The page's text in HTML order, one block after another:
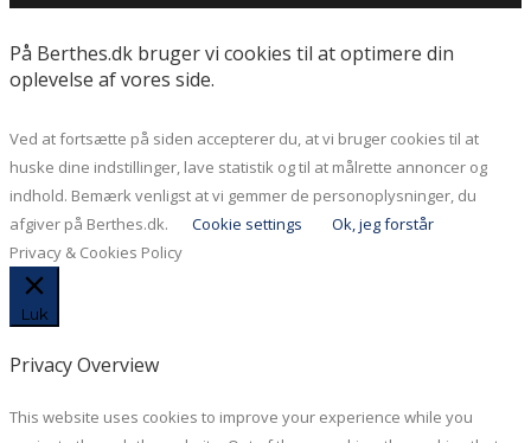
På Berthes.dk bruger vi cookies til at optimere din
oplevelse af vores side.
Ved at fortsætte på siden accepterer du, at vi bruger cookies til at
huske dine indstillinger, lave statistik og til at målrette annoncer og
indhold. Bemærk venligst at vi gemmer de personoplysninger, du
afgiver på Berthes.dk.
Cookie settings
Ok, jeg forstår
Privacy & Cookies Policy
Luk
Privacy Overview
This website uses cookies to improve your experience while you